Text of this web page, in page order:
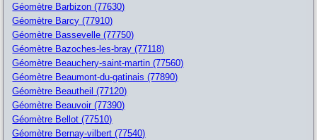
Géomètre Barbizon (77630)
Géomètre Barcy (77910)
Géomètre Bassevelle (77750)
Géomètre Bazoches-les-bray (77118)
Géomètre Beauchery-saint-martin (77560)
Géomètre Beaumont-du-gatinais (77890)
Géomètre Beautheil (77120)
Géomètre Beauvoir (77390)
Géomètre Bellot (77510)
Géomètre Bernay-vilbert (77540)